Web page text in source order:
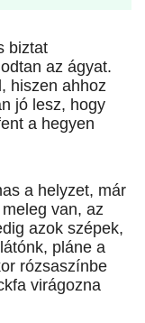
biztat
az ágyat.
hiszen ahhoz
jó lesz, hogy
a hegyen
a helyzet, már
van, az
azok szépek,
pláne a
rózsaszínbe
virágozna